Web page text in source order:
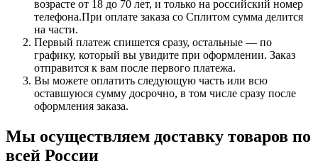
возрасте от 18 до 70 лет, и только на российский номер
телефона.При оплате заказа со Сплитом сумма делится
на части.
Первый платеж спишется сразу, остальные — по
графику, который вы увидите при оформлении. Заказ
отправится к вам после первого платежа.
Вы можете оплатить следующую часть или всю
оставшуюся сумму досрочно, в том числе сразу после
оформления заказа.
Мы осуществляем доставку товаров по
всей России